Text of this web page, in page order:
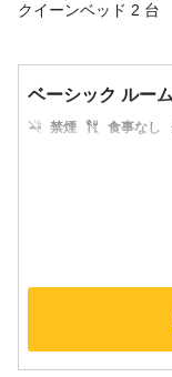
クイーンベッド 2 台
ベーシック ルー
禁煙 食事なし